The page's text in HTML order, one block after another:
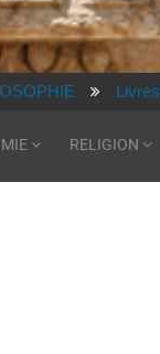
Livres
RELIGION